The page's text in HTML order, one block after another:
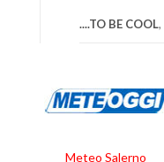
....TO BE COOL,
Meteo Salerno